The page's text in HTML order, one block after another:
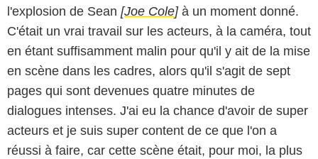
l'explosion de Sean [Joe Cole]à un moment donné.
C'était un vrai travail sur les acteurs, à la caméra, tout
en étant suffisamment malin pour qu'il y ait de la mise
en scène dans les cadres, alors qu'il s'agit de sept
pages qui sont devenues quatre minutes de
dialogues intenses. J'ai eu la chance d'avoir de super
acteurs et je suis super content de ce que l'on a
réussi à faire, car cette scène était, pour moi, la plus